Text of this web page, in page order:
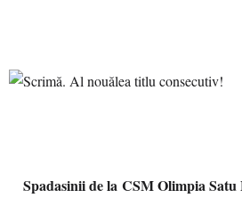
Spadasinii de la CSM Olimpia